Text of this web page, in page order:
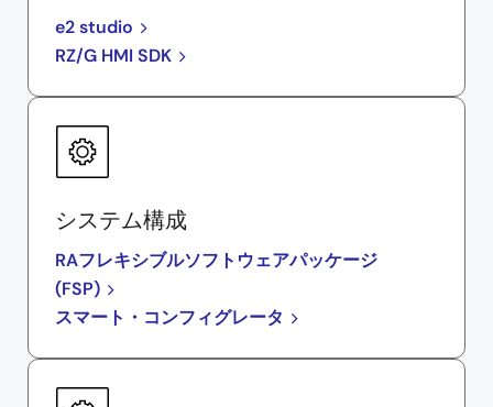
e2 studio
RZ/G HMI SDK
システム構成
RAフレキシブルソフトウェアパッケージ
(FSP)
スマート・コンフィグレータ